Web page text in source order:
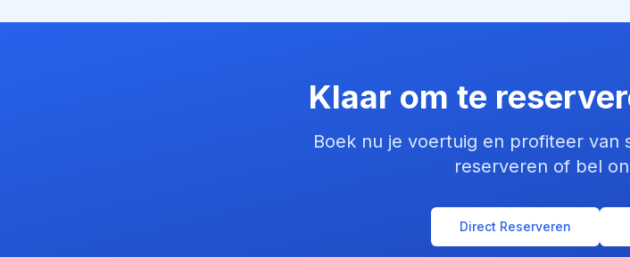
Klaar om te
Boek nu je voertuig en profiteer van
reserveren of bel
Direct Reserveren